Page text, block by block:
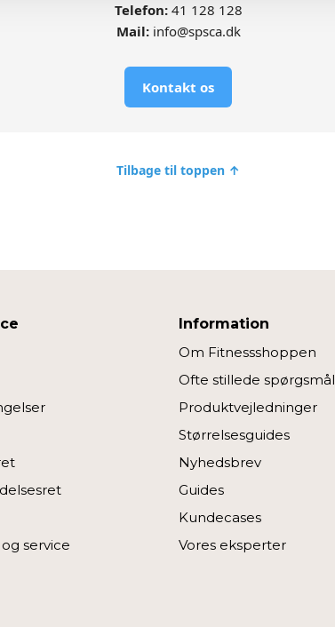
Telefon:41 128 128
Mail:info@spsca.dk
Kontakt os
Tilbage til toppen ↑
service
Information
Om Fitnessshoppen
Ofte stillede spørgsmål
Produktvejledninger
Størrelsesguides
Nyhedsbrev
Guides
Kundecases
Vores eksperter